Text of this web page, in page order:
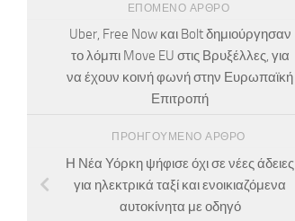
ΕΠΌΜΕΝΟ ΆΡΘΡΟ
Uber, Free Now και Bolt δημιούργησαν
το λόμπι Move EU στις Βρυξέλλες, για
να έχουν κοινή φωνή στην Ευρωπαϊκή
Επιτροπή
ΠΡΟΗΓΟΎΜΕΝΟ ΆΡΘΡΟ
Η Νέα Υόρκη ψήφισε όχι σε νέες άδειες
για ηλεκτρικά ταξί και ενοικιαζόμενα
αυτοκίνητα με οδηγό